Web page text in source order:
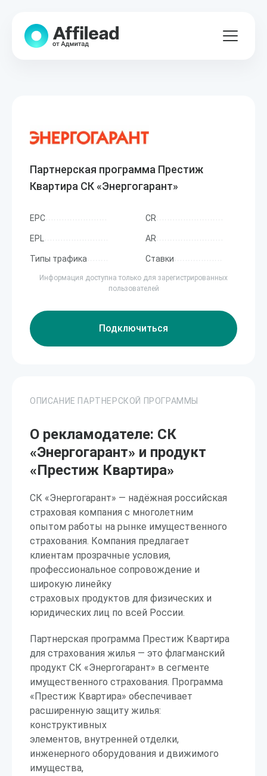
Партнерская программа Престиж
Квартира СК «Энергогарант»
EPC CR
EPL AR
Типы трафика Ставки
Информация доступна только для зарегистрированных
пользователей
Подключиться
ОПИСАНИЕ ПАРТНЕРСКОЙ ПРОГРАММЫ
О рекламодателе: СК
«Энергогарант» и продукт
«Престиж Квартира»
СК «Энергогарант» — надёжная российская
страховая компания с многолетним
опытом работы на рынке имущественного
страхования. Компания предлагает
клиентам прозрачные условия,
профессиональное сопровождение и
широкую линейку
страховых продуктов для физических и
юридических лиц по всей России.
Партнерская программа Престиж Квартира
для страхования жилья — это флагманский
продукт СК «Энергогарант» в сегменте
имущественного страхования. Программа
«Престиж Квартира» обеспечивает
расширенную защиту жилья:
конструктивных
элементов, внутренней отделки,
инженерного оборудования и движимого
имущества,